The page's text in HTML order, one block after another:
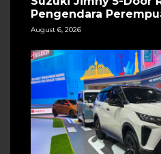
Pengendara
August 6, 2026